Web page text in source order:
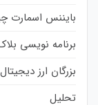
بایننس اسمارت
برنامه نویسی
بزرگان ارز دیجیتال
تحلیل